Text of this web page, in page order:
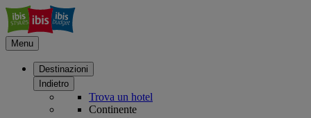
Menu
Destinazioni
Indietro
Trova un hotel
Continente